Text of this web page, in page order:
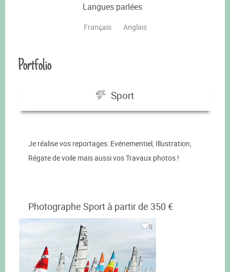
Langues parlées
Français Anglais
Portfolio
Sport
Je réalise vos reportages: Evénementiel, Illustration,
Régate de voile mais aussi vos Travaux photos !
Photographe Sport à partir de 350 €
0